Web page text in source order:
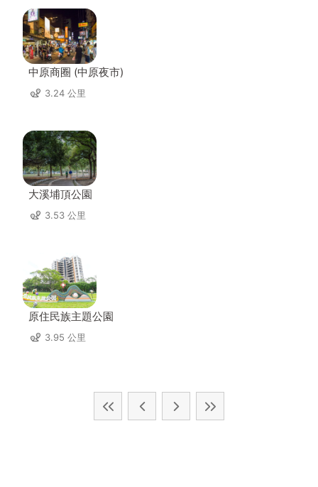
中原商圈 (中原夜市)
3.24 公里
大溪埔頂公園
3.53 公里
原住民族主題公園
3.95 公里